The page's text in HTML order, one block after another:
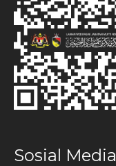
Sosial Media